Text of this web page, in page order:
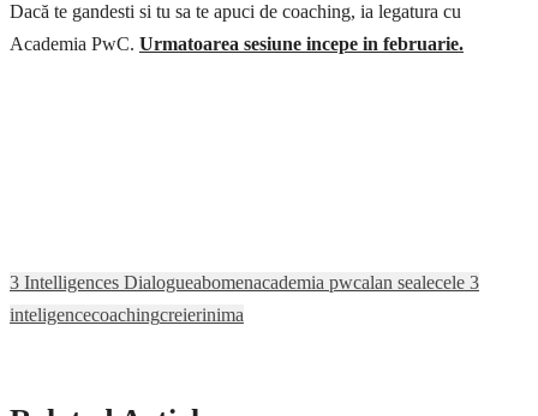
Dacă te gandesti si tu sa te apuci de coaching, ia legatura cu
Academia PwC. Urmatoarea sesiune incepe in februarie.
3 Intelligences Dialogueabomenacademia pwcalan sealecele 3
inteligencecoachingcreierinima